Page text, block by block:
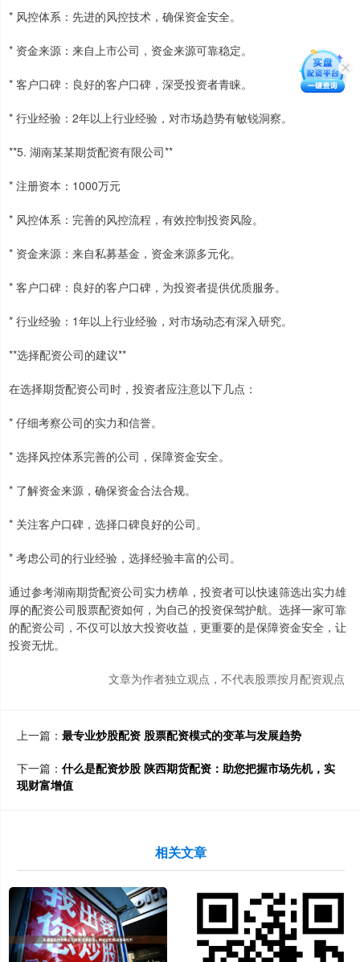
* 风控体系：先进的风控技术，确保资金安全。
* 资金来源：来自上市公司，资金来源可靠稳定。
* 客户口碑：良好的客户口碑，深受投资者青睐。
* 行业经验：2年以上行业经验，对市场趋势有敏锐洞察。
**5. 湖南某某期货配资有限公司**
* 注册资本：1000万元
* 风控体系：完善的风控流程，有效控制投资风险。
* 资金来源：来自私募基金，资金来源多元化。
* 客户口碑：良好的客户口碑，为投资者提供优质服务。
* 行业经验：1年以上行业经验，对市场动态有深入研究。
**选择配资公司的建议**
在选择期货配资公司时，投资者应注意以下几点：
* 仔细考察公司的实力和信誉。
* 选择风控体系完善的公司，保障资金安全。
* 了解资金来源，确保资金合法合规。
* 关注客户口碑，选择口碑良好的公司。
* 考虑公司的行业经验，选择经验丰富的公司。
通过参考湖南期货配资公司实力榜单，投资者可以快速筛选出实力雄
厚的配资公司股票配资如何，为自己的投资保驾护航。选择一家可靠
的配资公司，不仅可以放大投资收益，更重要的是保障资金安全，让
投资无忧。
文章为作者独立观点，不代表股票按月配资观点
上一篇： 最专业炒股配资 股票配资模式的变革与发展趋势
下一篇： 什么是配资炒股 陕西期货配资：助您把握市场先机，实
现财富增值
相关文章